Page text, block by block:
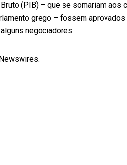
(PIB) – que se somariam aos
grego – fossem
negociadores.